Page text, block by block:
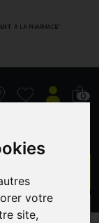
votre
site,
À LA PHARMACIE*
0